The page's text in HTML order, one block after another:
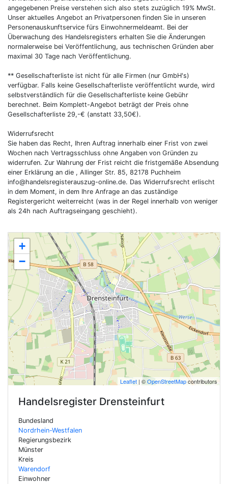
+
−
Leaflet | ©OpenStreetMapcontributors
Handelsregister Drensteinfurt
Bundesland
Nordrhein-Westfalen
Regierungsbezirk
Münster
Kreis
Warendorf
Einwohner
angegebenen Preise verstehen sich also stets zuzüglich 19% MwSt.
Unser aktuelles Angebot an Privatpersonen finden Sie in unseren
Personenauskunftservice fürs Einwohnermeldeamt. Bei der
Überwachung des Handelsregisters erhalten Sie die Änderungen
normalerweise bei Veröffentlichung, aus technischen Gründen aber
maximal 30 Tage nach Veröffentlichung.
** Gesellschafterliste ist nicht für alle Firmen (nur GmbH's)
verfügbar. Falls keine Gesellschafterliste veröffentlicht wurde, wird
selbstverständlich für die Gesellschafterliste keine Gebühr
berechnet. Beim Komplett-Angebot beträgt der Preis ohne
Gesellschafterliste 29,-€ (anstatt 33,50€).
Widerrufsrecht
Sie haben das Recht, Ihren Auftrag innerhalb einer Frist von zwei
Wochen nach Vertragsschluss ohne Angaben von Gründen zu
widerrufen. Zur Wahrung der Frist reicht die fristgemäße Absendung
einer Erklärung an die , Allinger Str. 85, 82178 Puchheim
info@handelsregisterauszug-online.de. Das Widerrufsrecht erlischt
in dem Moment, in dem Ihre Anfrage an das zuständige
Registergericht weiterreicht (was in der Regel innerhalb von weniger
als 24h nach Auftragseingang geschieht).